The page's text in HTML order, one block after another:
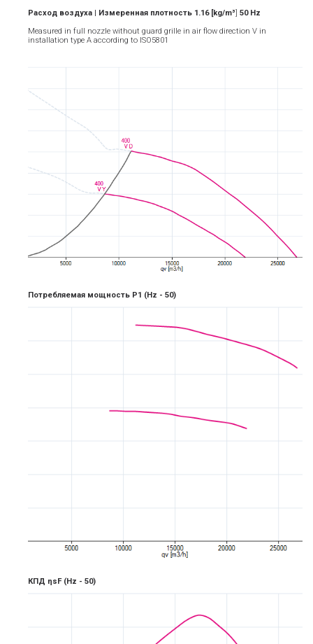
Расход воздуха | Измеренная плотность 1.16 [kg/m³] 50 Hz
Measured in full nozzle without guard grille in air flow direction V in
installation type A according to ISO5801
Потребляемая мощность P1 (Hz - 50)
КПД ηsF (Hz - 50)